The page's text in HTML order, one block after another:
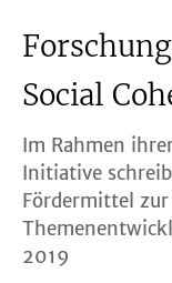
Social
Im Rahmen
Initiative
Fördermittel
2019